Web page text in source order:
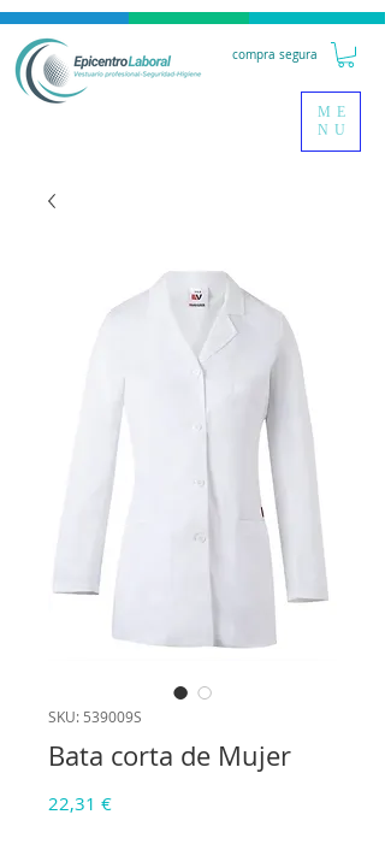
compra segura
ME
NU
SKU: 539009S
Bata corta de Mujer
22,31 €Precio